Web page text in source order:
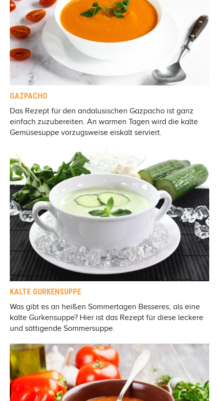
GAZPACHO
Das Rezept für den andalusischen Gazpacho ist ganz
einfach zuzubereiten. An warmen Tagen wird die kalte
Gemüsesuppe vorzugsweise eiskalt serviert.
KALTE GURKENSUPPE
Was gibt es an heißen Sommertagen Besseres, als eine
kalte Gurkensuppe? Hier ist das Rezept für diese leckere
und sättigende Sommersuppe.